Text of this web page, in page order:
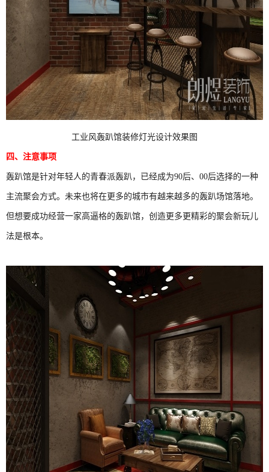
工业风轰趴馆装修灯光设计效果图
四、注意事项
轰趴馆是针对年轻人的青春派轰趴，已经成为90后、 00后选择的一种
主流聚会方式。未来也将在更多的城市有越来越多的轰趴场馆落地。
但想要成功经营一家高逼格的轰趴馆，创造更多更精彩的聚会新玩儿
法是根本。